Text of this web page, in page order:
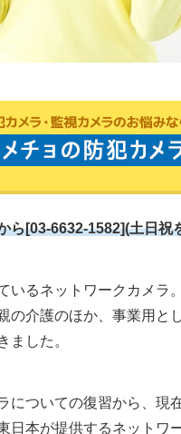
ら[03-6632-1582](土日祝
いるネットワークカメラ
の介護のほか、事業用と
ました。
についての復習から、現
日本が提供するネットワ